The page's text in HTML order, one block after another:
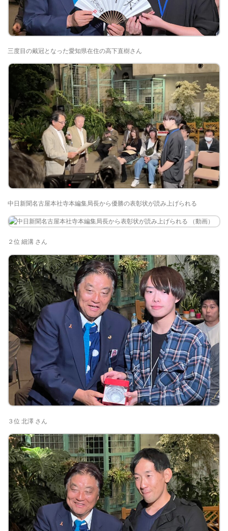
三度目の戴冠となった愛知県在住の高下直樹さん
中日新聞名古屋本社寺本編集局長から優勝の表彰状が読み上げられる
２位 細溝 さん
３位 北澤 さん